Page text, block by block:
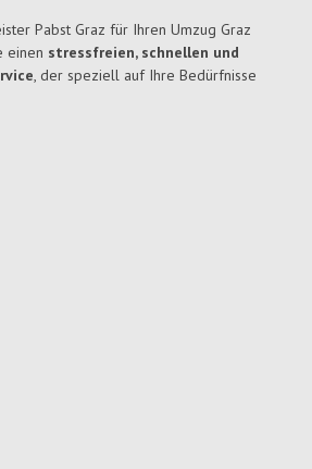
Pabst Graz für Ihren Umzug Graz
einen stressfreien, schnellen und
, der speziell auf Ihre Bedürfnisse